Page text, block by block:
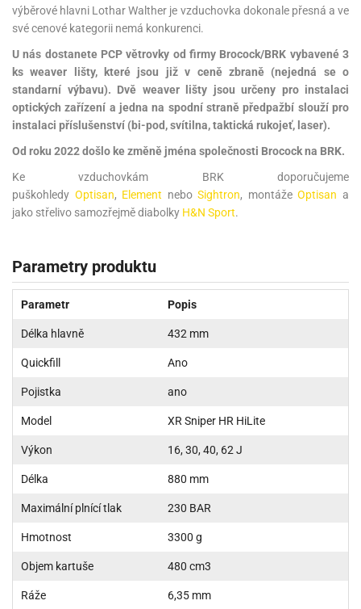
výběrové hlavni Lothar Walther je vzduchovka dokonale přesná a ve
své cenové kategorii nemá konkurenci.
U nás dostanete PCP větrovky od firmy Brocock/BRK vybavené 3
ks weaver lišty, které jsou již v ceně zbraně (nejedná se o
standarní výbavu). Dvě weaver lišty jsou určeny pro instalaci
optických zařízení a jedna na spodní straně předpažbí slouží pro
instalaci příslušenství (bi-pod, svítilna, taktická rukojeť, laser).
Od roku 2022 došlo ke změně jména společnosti Brocock na BRK.
Ke vzduchovkám BRK doporučujeme
puškohledy Optisan, Element neboSightron, montážeOptisan a
jako střelivo samozřejmě diabolky H&N Sport.
Parametry produktu
Parametr Popis
Délka hlavně 432 mm
Quickfill Ano
Pojistka ano
Model XR Sniper HR HiLite
Výkon 16, 30, 40, 62 J
Délka 880 mm
Maximální plnící tlak 230 BAR
Hmotnost 3300 g
Objem kartuše 480 cm3
Ráže 6,35 mm